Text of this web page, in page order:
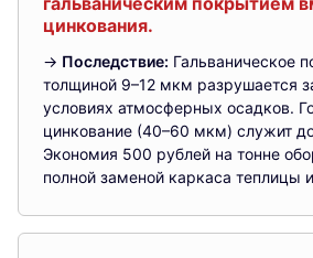
цинкования.
→ Последствие: Гальваническое
толщиной 9–12 мкм разрушается
условиях атмосферных осадков.
цинкование (40–60 мкм) служит
Экономия 500 рублей на тонне
полной заменой каркаса теплицы